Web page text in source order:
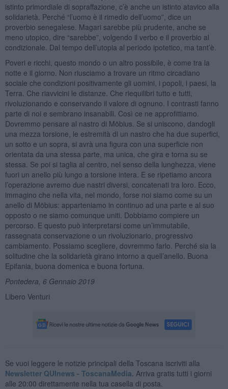
istinto primordiale di sopraffazione, c’è anche un istinto atavico alla
solidarietà. Perché “l’uomo è il rimedio dell’uomo”, dice un
proverbio senegalese. Magari sarebbe più prudente, anche se
meno utopico, dire “sarebbe”, volgendo il verbo e il proverbio al
condizionale. Dal tempo dell’utopia al periodo ipotetico, ma tant’è.
Poveri e ricchi, questo mondo o un altro possibile, è come tra la
notte e il giorno. Non riusciamo a trovare un ritmo circadiano
sociale che condizioni positivamente gli uomini, i popoli, i paesi, la
Terra. Che riavvicini le distanze. Che riequilibri tutto e tutti,
rivoluzionando e conservando il valore di ognuno. I contrasti fanno
parte di noi e sembrano insanabili. Così ce ne approfittiamo.
Dovremmo pensare al nastro di Möbius. Se si uniscono, dandogli
una mezza torsione, le estremità di un nastro che ha due superfici,
un sotto e un sopra, si avrà una figura con una superficie non
orientata da una stessa parte, ma unica, che gira e torna su se
stessa. Se poi si taglia al centro, nel senso della lunghezza, viene
fuori un anello più lungo a torsione intera. E se ripetiamo ancora
l’operazione avremo due nastri diversi, concatenati tra loro. Ecco,
immagino che nella vita, nel mondo, forse noi siamo come su un
anello di Möbius: apparteniamo in continuo ad una parte e al suo
opposto o ne siamo comunque uniti. Dobbiamo compiere un
percorso. E questo può interpretarsi come un’immutabile,
rassegnata conservazione o un rivoluzionario, progressivo
cambiamento. Possiamo scegliere, dovremmo farlo. Perché sia la
solitudine che la solidarietà girano intorno a quell’anello. Buona
Epifania, buona domenica e buona fortuna.
Pontedera, 6 Gennaio 2019
Libero Venturi
Se vuoi leggere le notizie principali della Toscana iscriviti alla
Newsletter QUInews - ToscanaMedia. Arriva gratis tutti i giorni
alle 20:00 direttamente nella tua casella di posta.